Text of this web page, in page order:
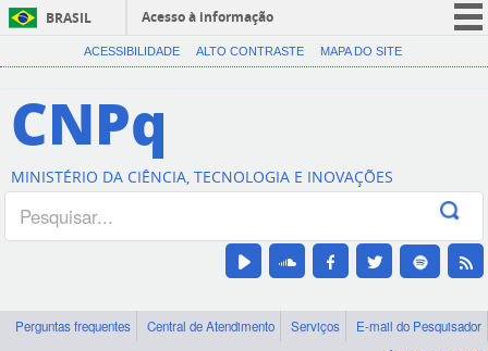
BRASIL
Acesso à informação
CORONAVÍRUS (COVID-19)
Canais
ACESSIBILIDADE ALTO CONTRASTE MAPA DO SITE
CNPq
MINISTÉRIO DA CIÊNCIA, TECNOLOGIA E INOVAÇÕES
Perguntas frequentes Central de Atendimento Serviços
E-mail do Pesquisador